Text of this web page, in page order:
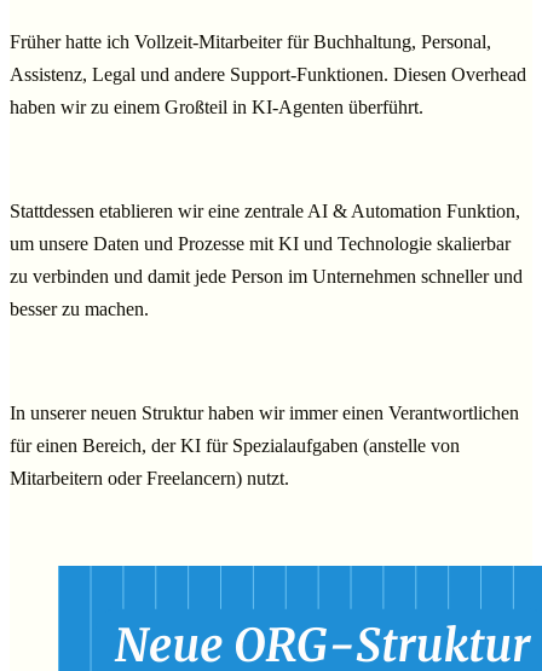
Früher hatte ich Vollzeit-Mitarbeiter für Buchhaltung, Personal,
Assistenz, Legal und andere Support-Funktionen. Diesen Overhead
haben wir zu einem Großteil in KI-Agenten überführt.
Stattdessen etablieren wir eine zentrale AI & Automation Funktion,
um unsere Daten und Prozesse mit KI und Technologie skalierbar
zu verbinden und damit jede Person im Unternehmen schneller und
besser zu machen.
In unserer neuen Struktur haben wir immer einen Verantwortlichen
für einen Bereich, der KI für Spezialaufgaben (anstelle von
Mitarbeitern oder Freelancern) nutzt.